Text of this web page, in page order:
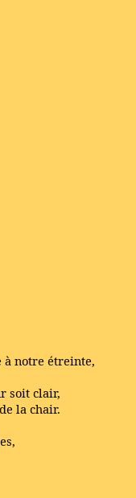
à notre étreinte,
soit clair,
la chair.